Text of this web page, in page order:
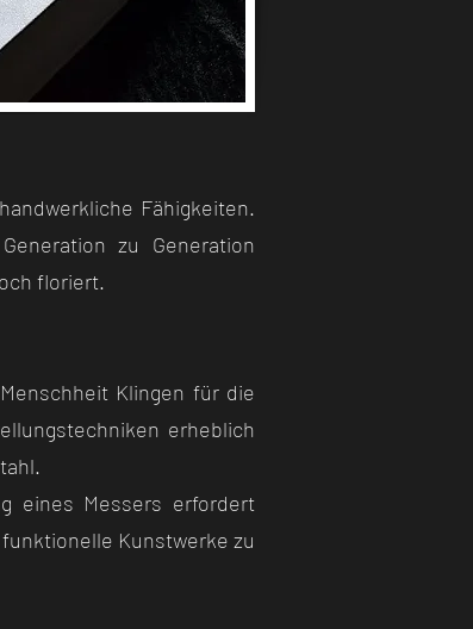
Fähigkeiten.
zu Generation
floriert.
Klingen für die
erheblich
eines Messers erfordert
Kunstwerke zu